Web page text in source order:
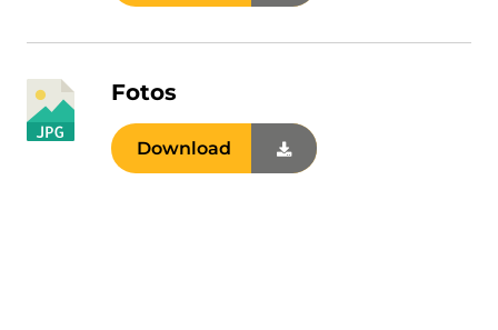
Fotos
Download